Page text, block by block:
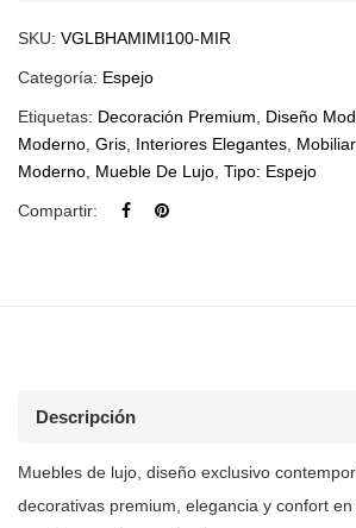
SKU: VGLBHAMIMI100-MIR
Categoría: Espejo
Etiquetas: Decoración Premium Diseño
Moderno Gris Interiores Elegantes
Moderno Mueble De Lujo Tipo: Espejo
Compartir:
Descripción
Muebles de lujo, diseño exclusivo
decorativas premium, elegancia y confort en